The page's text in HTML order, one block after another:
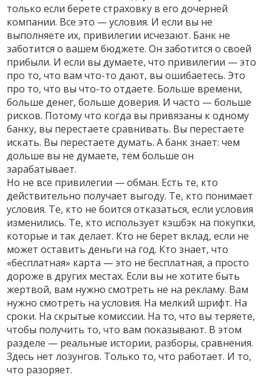
только если берете страховку в его дочерней
компании. Все это — условия. И если вы не
выполняете их, привилегии исчезают. Банк не
заботится о вашем бюджете. Он заботится о своей
прибыли. И если вы думаете, что привилегии — это
про то, что вам что-то дают, вы ошибаетесь. Это
про то, что вы что-то отдаете. Больше времени,
больше денег, больше доверия. И часто — больше
рисков. Потому что когда вы привязаны к одному
банку, вы перестаете сравнивать. Вы перестаете
искать. Вы перестаете думать. А банк знает: чем
дольше вы не думаете, тем больше он
зарабатывает.
Но не все привилегии — обман. Есть те, кто
действительно получает выгоду. Те, кто понимает
условия. Те, кто не боится отказаться, если условия
изменились. Те, кто использует кэшбэк на покупки,
которые и так делает. Кто не берет вклад, если не
может оставить деньги на год. Кто знает, что
«бесплатная» карта — это не бесплатная, а просто
дороже в других местах. Если вы не хотите быть
жертвой, вам нужно смотреть не на рекламу. Вам
нужно смотреть на условия. На мелкий шрифт. На
сроки. На скрытые комиссии. На то, что вы теряете,
чтобы получить то, что вам показывают. В этом
разделе — реальные истории, разборы, сравнения.
Здесь нет лозунгов. Только то, что работает. И то,
что разоряет.